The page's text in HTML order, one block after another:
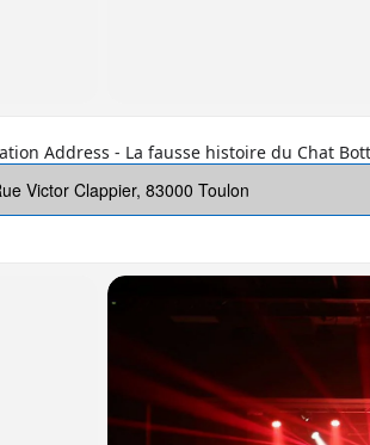
Address - La fausse histoire du Chat